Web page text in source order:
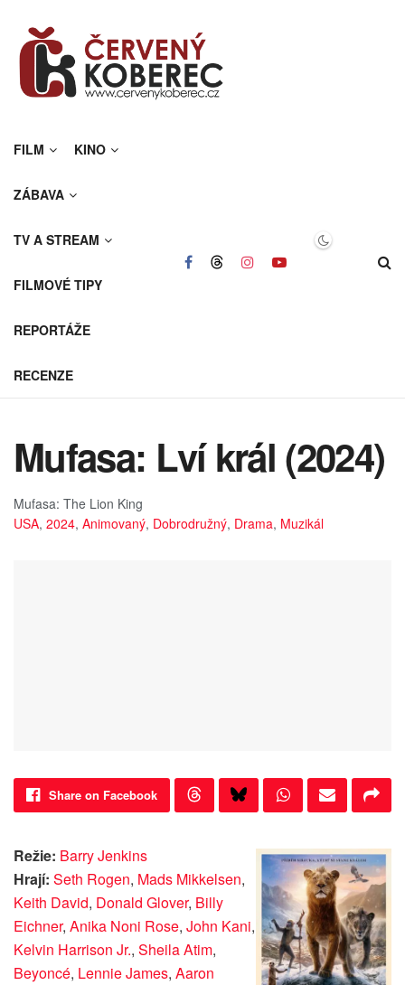
FILM KINO
ZÁBAVA
TV A STREAM
FILMOVÉ TIPY
REPORTÁŽE
RECENZE
Mufasa: Lví král (2024)
Mufasa: The Lion King
USA, 2024, Animovaný, Dobrodružný, Drama, Muzikál
Share on Facebook
Režie: Barry Jenkins
Hrají: Seth Rogen, Mads Mikkelsen,
Keith David, Donald Glover, Billy
Eichner, Anika Noni Rose, John Kani,
Kelvin Harrison Jr., Sheila Atim,
Beyoncé, Lennie James, Aaron